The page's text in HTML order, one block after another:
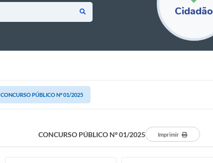
Cidadão
CONCURSO PÚBLICO Nº 01/2025
CONCURSO PÚBLICO Nº 01/2025 Imprimir